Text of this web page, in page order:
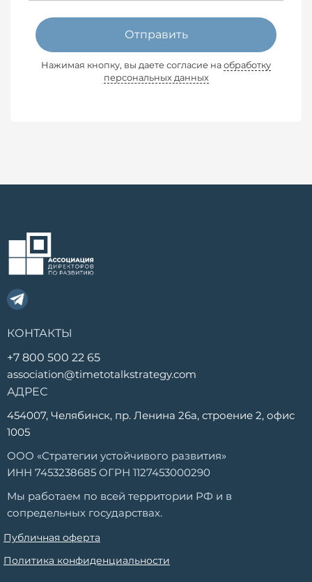
Отправить
Нажимая кнопку, вы даете согласие на обработку
персональных данных
КОНТАКТЫ
+7 800 500 22 65
association@timetotalkstrategy.com
АДРЕС
454007, Челябинск, пр. Ленина 26а, строение 2, офис
1005
ООО «Стратегии устойчивого развития»
ИНН 7453238685 ОГРН 1127453000290
Мы работаем по всей территории РФ и в
сопредельных государствах.
Публичная оферта
Политика конфиденциальности